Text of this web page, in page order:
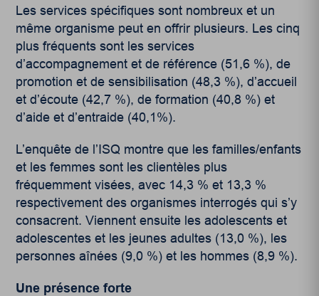
Les services spécifiques sont nombreux et un
même organisme peut en offrir plusieurs. Les cinq
plus fréquents sont les services
d’accompagnement et de référence (51,6 %), de
promotion et de sensibilisation (48,3 %), d’accueil
et d’écoute (42,7 %), de formation (40,8 %) et
d’aide et d’entraide (40,1%).
L’enquête de l’ISQ montre que les familles/enfants
et les femmes sont les clientèles plus
fréquemment visées, avec 14,3 % et 13,3 %
respectivement des organismes interrogés qui s’y
consacrent. Viennent ensuite les adolescents et
adolescentes et les jeunes adultes (13,0 %), les
personnes aînées (9,0 %) et les hommes (8,9 %).
Une présence forte